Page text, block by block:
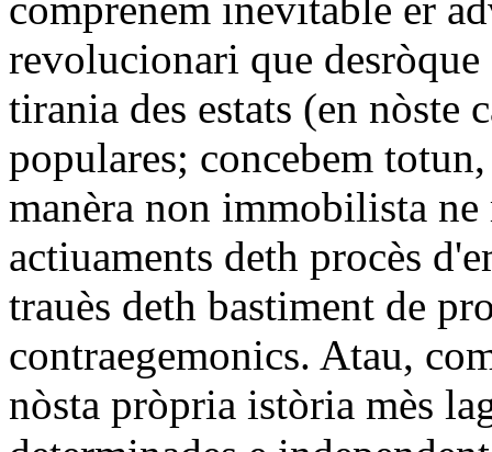
revolucionari que desròque
tirania des estats (en nòste
populares; concebem
manèra non immobilista
actiuaments deth procès
trauès deth bastiment de
contraegemonics. Atau,
nòsta pròpria istòria mès